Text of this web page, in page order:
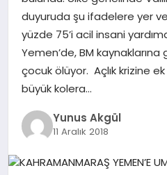
TÜRKOĞLU
PAZARCIK
KÜNYE
NURHAK
duyuruda şu ifadelere yer
yüzde 75’i acil insani
Yemen’de, BM
çocuk ölüyor. Açlık krizine
büyük kolera…
Yunus Akgül
11 Aralık 2018